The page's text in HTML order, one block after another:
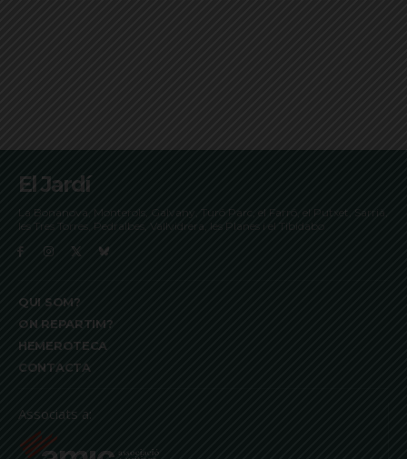
El Jardí
La Bonanova, Monterols, Galvany, Turó Parc, el Farró, el Putxet, Sarrià,
les Tres Torres, Pedralbes, Vallvidrera, les Planes i el Tibidabo
QUI SOM?
ON REPARTIM?
HEMEROTECA
CONTACTA
Associats a: